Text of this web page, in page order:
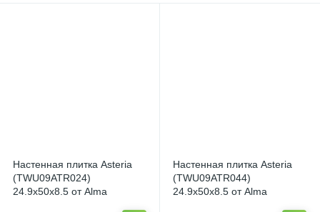
Настенная плитка Asteria
(TWU09ATR024)
24.9x50x8.5 от Alma
Настенная плитка Asteria
(TWU09ATR044)
24.9x50x8.5 от Alma